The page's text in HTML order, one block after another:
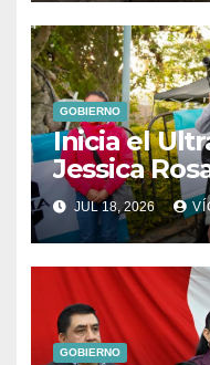
GOBIERNO
Inicia el
Jessica
impulsa el
turismo en
JUL 18, 2026
GOBIERNO